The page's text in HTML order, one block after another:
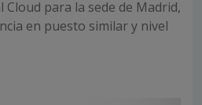
Cloud para la sede de Madrid,
en puesto similar y nivel